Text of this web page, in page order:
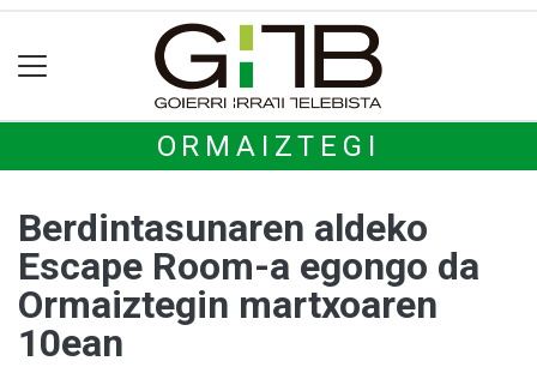
ORMAIZTEGI
Berdintasunaren aldeko
Escape Room-a egongo da
Ormaiztegin martxoaren
10ean